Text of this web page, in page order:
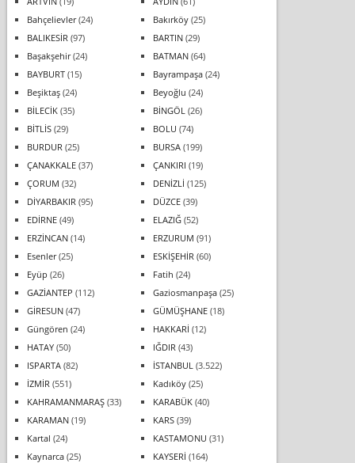
Bahçelievler(24) Bakırköy(25)
BALIKESİR (97) BARTIN(29)
Başakşehir(24) BATMAN(64)
BAYBURT(15) Bayrampaşa(24)
Beşiktaş(24) Beyoğlu (24)
BİLECİK(35) BİNGÖL (26)
BİTLİS(29) BOLU (74)
BURDUR (25) BURSA(199)
ÇANAKKALE(37) ÇANKIRI (19)
ÇORUM (32) DENİZLİ (125)
DİYARBAKIR (95) DÜZCE(39)
EDİRNE(49) ELAZIĞ(52)
ERZİNCAN(14) ERZURUM (91)
Esenler(25) ESKİŞEHİR (60)
Eyüp (26) Fatih (24)
GAZİANTEP (112) Gaziosmanpaşa(25)
GİRESUN(47) GÜMÜŞHANE(18)
Güngören (24) HAKKARİ (12)
HATAY(50) IĞDIR (43)
ISPARTA(82) İSTANBUL (3.522)
İZMİR (551) Kadıköy(25)
KAHRAMANMARAŞ(33) KARABÜK(40)
KARAMAN(19) KARS(39)
Kartal (24) KASTAMONU (31)
Kaynarca(25) KAYSERİ (164)